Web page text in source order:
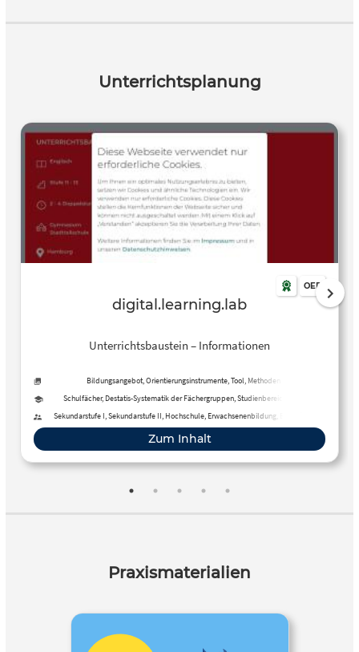
Unterrichtsplanung
OER
digital.learning.lab
Unterrichtsbaustein – Informationen
Bildungsangebot, Orientierungsinstrumente, Tool, Methoden
Schulfächer, Destatis-Systematik der Fächergruppen, Studienbereiche und
Sekundarstufe I, Sekundarstufe II, Hochschule, Erwachsenenbildung, Berufliche
Bildung, Fortbildung, Fernunterricht
Zum Inhalt
Praxismaterialien